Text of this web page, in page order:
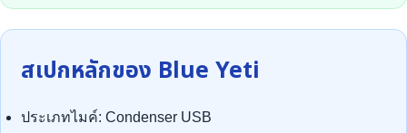
สเปกหลักของ Blue Yeti
ประเภทไมค์: Condenser USB